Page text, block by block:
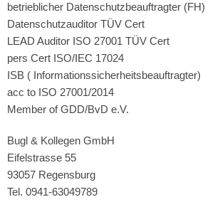
betrieblicher Datenschutzbeauftragter (FH)
Datenschutzauditor TÜV Cert
LEAD Auditor ISO 27001 TÜV Cert
pers Cert ISO/IEC 17024
ISB ( Informationssicherheitsbeauftragter)
acc to ISO 27001/2014
Member of GDD/BvD e.V.
Bugl & Kollegen GmbH
Eifelstrasse 55
93057 Regensburg
Tel. 0941-63049789